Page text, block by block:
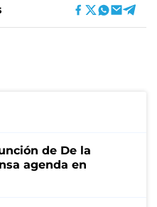
de De la
agenda en